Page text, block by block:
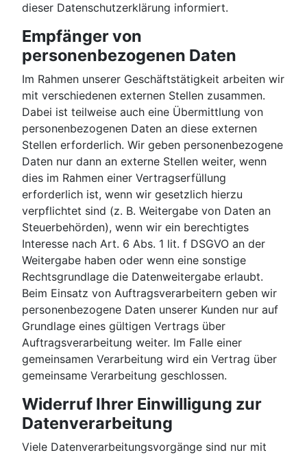
dieser Datenschutzerklärung informiert.
Empfänger von
personenbezogenen Daten
Im Rahmen unserer Geschäftstätigkeit arbeiten wir
mit verschiedenen externen Stellen zusammen.
Dabei ist teilweise auch eine Übermittlung von
personenbezogenen Daten an diese externen
Stellen erforderlich. Wir geben personenbezogene
Daten nur dann an externe Stellen weiter, wenn
dies im Rahmen einer Vertragserfüllung
erforderlich ist, wenn wir gesetzlich hierzu
verpflichtet sind (z. B. Weitergabe von Daten an
Steuerbehörden), wenn wir ein berechtigtes
Interesse nach Art. 6 Abs. 1 lit. f DSGVO an der
Weitergabe haben oder wenn eine sonstige
Rechtsgrundlage die Datenweitergabe erlaubt.
Beim Einsatz von Auftragsverarbeitern geben wir
personenbezogene Daten unserer Kunden nur auf
Grundlage eines gültigen Vertrags über
Auftragsverarbeitung weiter. Im Falle einer
gemeinsamen Verarbeitung wird ein Vertrag über
gemeinsame Verarbeitung geschlossen.
Widerruf Ihrer Einwilligung zur
Datenverarbeitung
Viele Datenverarbeitungsvorgänge sind nur mit